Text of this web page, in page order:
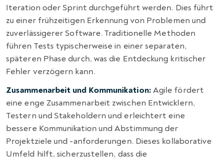
Iteration oder Sprint durchgeführt werden. Dies führt
zu einer frühzeitigen Erkennung von Problemen und
zuverlässigerer Software. Traditionelle Methoden
führen Tests typischerweise in einer separaten,
späteren Phase durch, was die Entdeckung kritischer
Fehler verzögern kann.
Zusammenarbeit und Kommunikation:Agile fördert
eine enge Zusammenarbeit zwischen Entwicklern,
Testern und Stakeholdern und erleichtert eine
bessere Kommunikation und Abstimmung der
Projektziele und -anforderungen. Dieses kollaborative
Umfeld hilft, sicherzustellen, dass die